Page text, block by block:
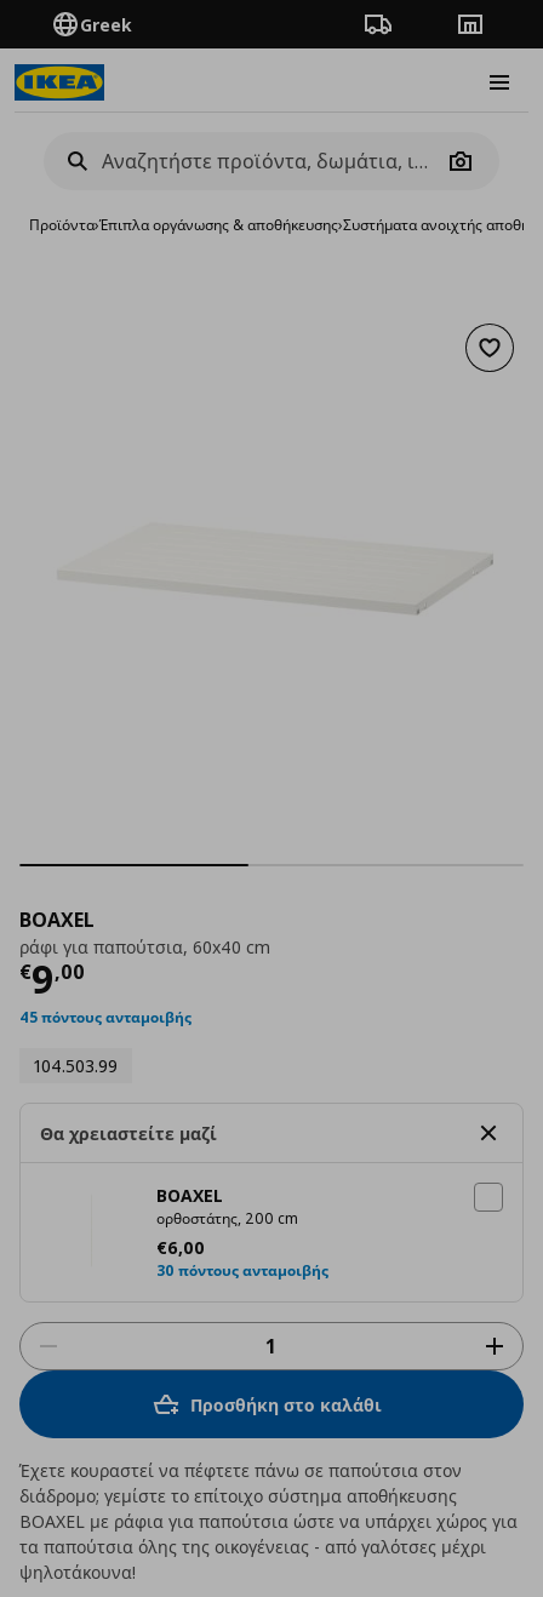
Greek Πορεία παραγγελίας
Camera
Προϊόντα›Έπιπλα οργάνωσης & αποθήκευσης›Συστήματα ανοιχτής
BOAXEL
ράφι για παπούτσια, 60x40 cm
€9,00
Τρέχουσα τιμή
45 πόντους ανταμοιβής
104.503.99
Θα χρειαστείτε μαζί
BOAXEL
ορθοστάτης, 200 cm
€6,00
Τρέχουσα τιμή
30 πόντους ανταμοιβής
Προσθήκη στο καλάθι
Έχετε κουραστεί να πέφτετε πάνω σε παπούτσια στον
διάδρομο; γεμίστε το επίτοιχο σύστημα αποθήκευσης
BOAXEL με ράφια για παπούτσια ώστε να υπάρχει χώρος για
τα παπούτσια όλης της οικογένειας - από γαλότσες μέχρι
ψηλοτάκουνα!